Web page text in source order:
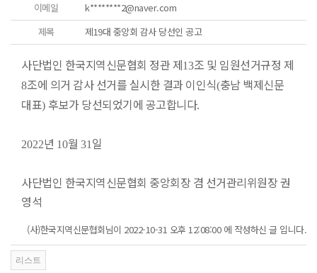
이메일
k********2@naver.com
제목
제19대 중앙회 감사 당선인 공고
사단법인 한국지역신문협회 정관 제13조 및 임원선거규정 제
8조에 의거 감사 선거를 실시한 결과 이인식(충남 백제신문
대표) 후보가 당선되었기에 공고합니다.
2022년 10월 31 일
사단법인 한국지역신문협회 중앙회장 겸 선거관리위원장 권
영석
(사)한국지역신문협회님이 2022-10-31 오후 12:08:00 에 작성하신 글 입니다.